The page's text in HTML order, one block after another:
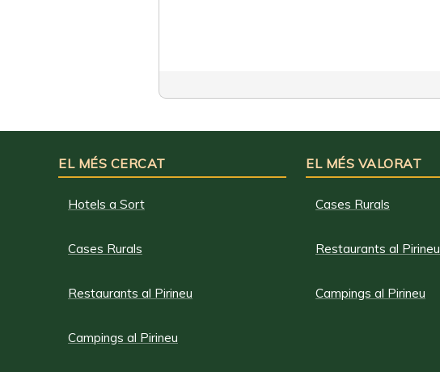
EL MÉS CERCAT
Hotels a Sort
Cases Rurals
Restaurants al Pirineu
Campings al Pirineu
EL MÉS VALORAT
Cases Rurals
Restaurants al Pirineu
Campings al Pirineu